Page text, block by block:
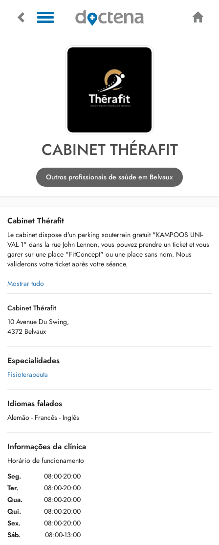
CABINET THÉRAFIT
Outros profissionais de saúde em Belvaux
Cabinet Thérafit
Le cabinet dispose d'un parking souterrain gratuit "KAMPOOS UNI-
VAL 1" dans la rue John Lennon, vous pouvez prendre un ticket et vous
garer sur une place "FitConcept" ou une place sans nom. Nous
validerons votre ticket après votre séance.
THERAFIT se trouve à l'intérieur du studio "FITCONCEPT"
Mostrar tudo
Cabinet Thérafit
10 Avenue Du Swing,
4372 Belvaux
Especialidades
Fisioterapeuta
Idiomas falados
Alemão - Francês - Inglês
Informações da clínica
Horário de funcionamento
Seg.
08:00-20:00
Ter.
08:00-20:00
Qua.
08:00-20:00
Qui.
08:00-20:00
Sex.
08:00-20:00
Sáb.
08:00-13:00